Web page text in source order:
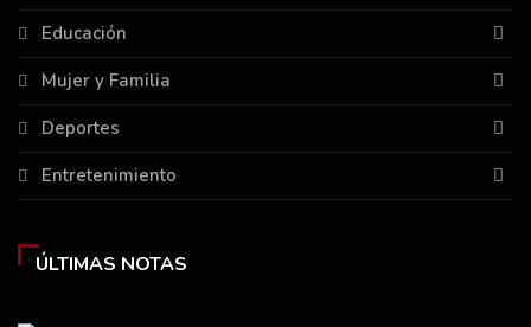
Educación
Mujer y Familia
Deportes
Entretenimiento
ÚLTIMAS NOTAS